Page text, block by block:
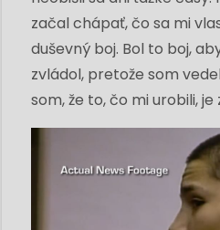
začal chápať, čo sa mi
duševný boj. Bol to boj,
zvládol, pretože som
som, že to, čo mi urobili, je